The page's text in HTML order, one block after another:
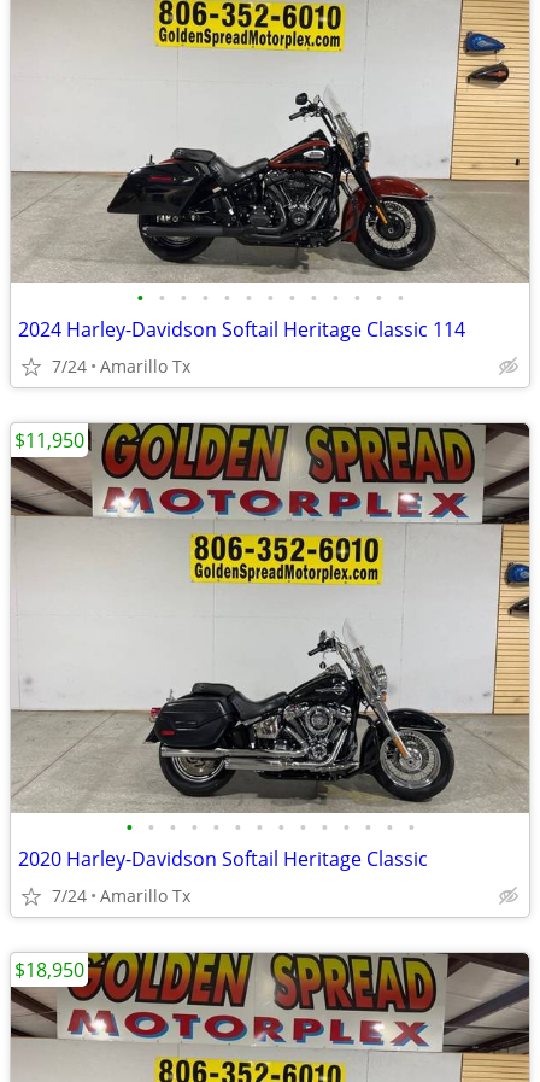
• • • • • • • • • • • • •
2024 Harley-Davidson Softail Heritage Classic 114
7/24 Amarillo Tx
• • • • • • • • • • • • • •
2020 Harley-Davidson Softail Heritage Classic
7/24 Amarillo Tx
$11,950
$18,950